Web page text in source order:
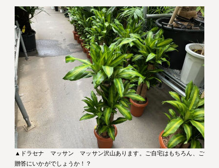
▲ドラセナ マッサン マッサン沢山あります。ご自宅はもちろん、ご
贈答にいかがでしょうか！？